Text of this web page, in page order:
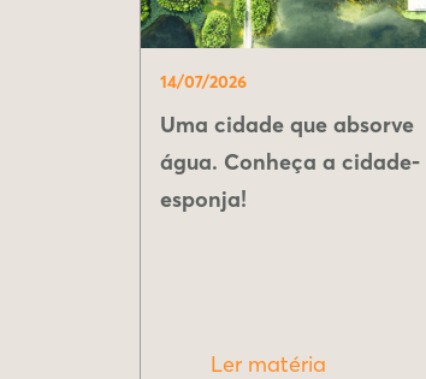
14/07/2026
Uma cidade que absorve
água. Conheça a cidade-
esponja!
Ler matéria